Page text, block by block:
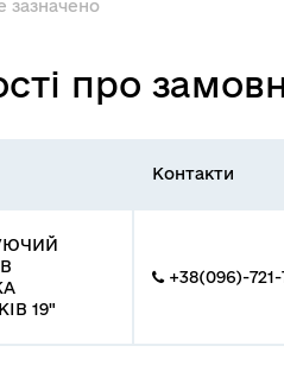
зазначено
про
Контакти
19"
+38(096)-721-